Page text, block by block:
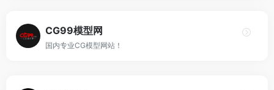
CG99模型网
国内专业CG模型网站！